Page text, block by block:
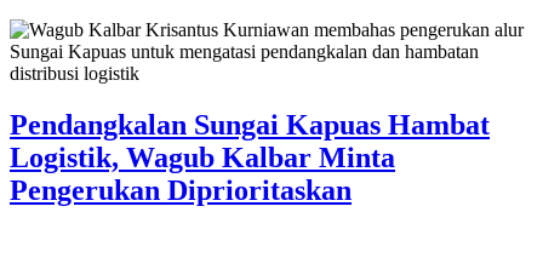
Pendangkalan Sungai Kapuas Hambat
Logistik, Wagub Kalbar Minta
Pengerukan Diprioritaskan